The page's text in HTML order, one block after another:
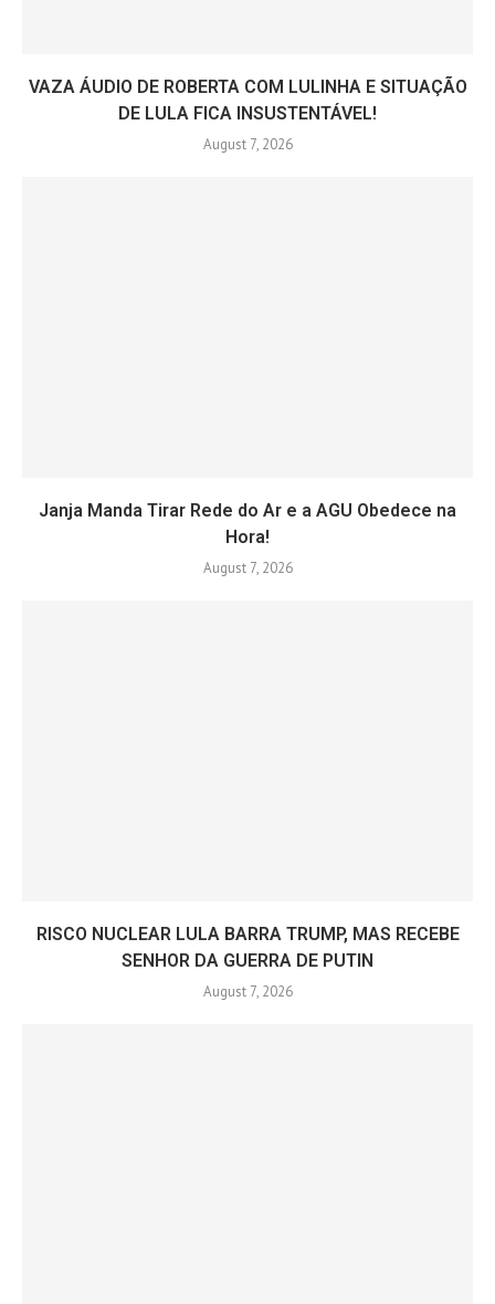
VAZA ÁUDIO DE ROBERTA COM LULINHA E SITUAÇÃO
DE LULA FICA INSUSTENTÁVEL!
August 7, 2026
Janja Manda Tirar Rede do Ar e a AGU Obedece na
Hora!
August 7, 2026
RISCO NUCLEAR LULA BARRA TRUMP, MAS RECEBE
SENHOR DA GUERRA DE PUTIN
August 7, 2026